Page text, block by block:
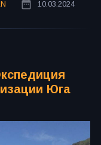
10.03.2024
Юга